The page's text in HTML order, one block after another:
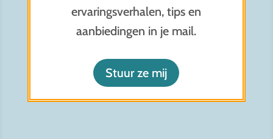
ervaringsverhalen, tips en
aanbiedingen in je mail.
Stuur ze mij